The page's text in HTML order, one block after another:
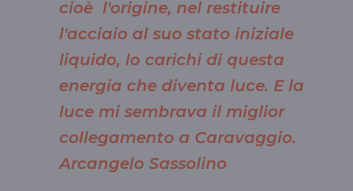
cioè l'origine, nel restituire
l'acciaio al suo stato iniziale
liquido, lo carichi di questa
energia che diventa luce. E la
luce mi sembrava il miglior
collegamento a Caravaggio.
Arcangelo Sassolino